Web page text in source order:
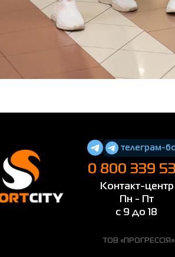
телеграм-
0 800 339
Контакт-центр
Пн - Пт
с 9 до 18
ТОВ «ПРОГРЕССІЯ»